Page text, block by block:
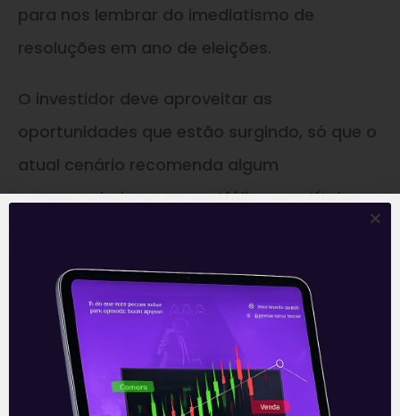
para nos lembrar do imediatismo de
resoluções em ano de eleições.
O investidor deve aproveitar as
oportunidades que estão surgindo, só que o
atual cenário recomenda algum
conservadorismo no portfólio, com títulos
vamos torcer para que algum bom senso
prevaleça neste que é um dos momentos
mais complicados que o mundo enfrenta
em décadas, sem ter sequer se recuperado
do trauma imposto pela pandemia nos